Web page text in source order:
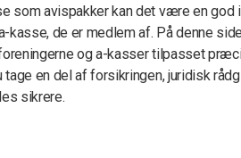
som avispakker kan det være en god
kasse, de er medlem af. På denne
og a-kasser tilpasset
en del af forsikringen, juridisk
sikrere.